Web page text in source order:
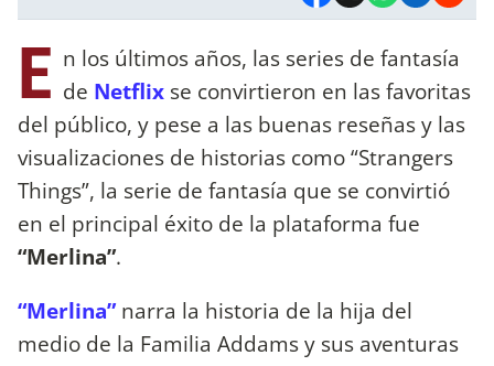
E n los últimos años, las series de fantasía
de Netflix se convirtieron en las favoritas
del público, y pese a las buenas reseñas y las
visualizaciones de historias como “Strangers
Things”, la serie de fantasía que se convirtió
en el principal éxito de la plataforma fue
“Merlina”.
“Merlina”narra la historia de la hija del
medio de la Familia Addams y sus aventuras